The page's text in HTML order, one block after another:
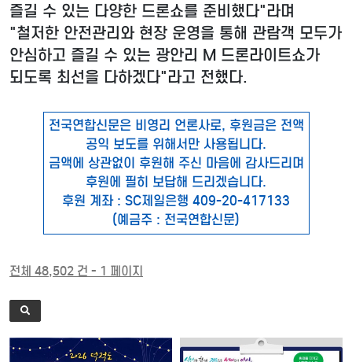
즐길 수 있는 다양한 드론쇼를 준비했다"라며
"철저한 안전관리와 현장 운영을 통해 관람객 모두가
안심하고 즐길 수 있는 광안리 M 드론라이트쇼가
되도록 최선을 다하겠다"라고 전했다.
전국연합신문은 비영리 언론사로, 후원금은 전액
공익 보도를 위해서만 사용됩니다.
금액에 상관없이 후원해 주신 마음에 감사드리며
후원에 필히 보답해 드리겠습니다.
후원 계좌 : SC제일은행 409-20-417133
(예금주 : 전국연합신문)
전체 48,502 건 - 1 페이지